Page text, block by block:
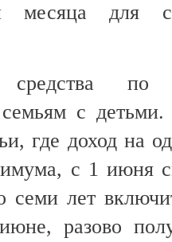
для
средства
с
где доход на
с 1 июня
семи лет
разово